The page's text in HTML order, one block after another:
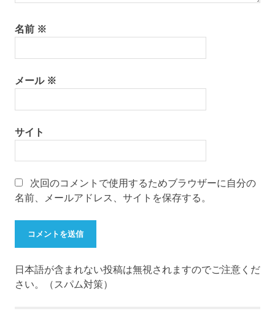
名前 ※
メール ※
サイト
次回のコメントで使用するためブラウザーに自分の
名前、メールアドレス、サイトを保存する。
日本語が含まれない投稿は無視されますのでご注意くだ
さい。（スパム対策）